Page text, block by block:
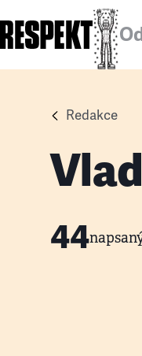
Redakce
44